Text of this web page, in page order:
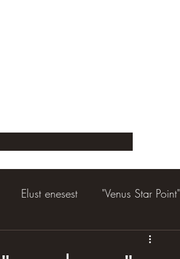
Elust enesest "Venus Star Point"